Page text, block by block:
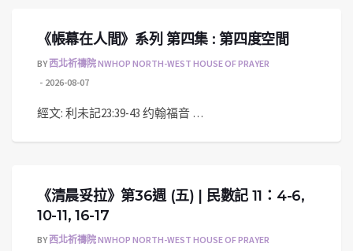
《帳幕在人間》系列 第四集 : 第四度空間
BY西北祈禱院 NWHOP NORTH-WEST HOUSE OF PRAYER
2026-08-07
經文: 利未記23:39-43 约翰福音 …
《清晨妥拉》第36週 (五) | 民數記 11：4-6,
10-11, 16-17
BY西北祈禱院 NWHOP NORTH-WEST HOUSE OF PRAYER